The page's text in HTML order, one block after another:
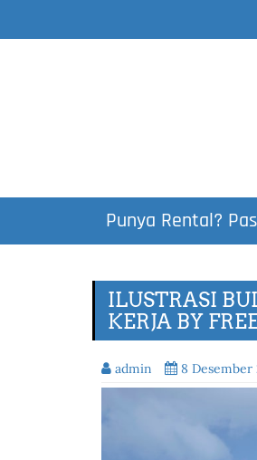
Punya Rental?
ILUSTRASI
KERJA BY
admin 8 Desember